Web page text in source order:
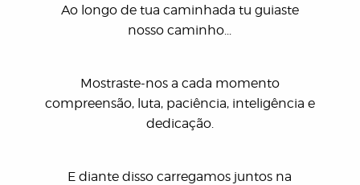
Ao longo de tua caminhada tu guiaste
nosso caminho...
Mostraste-nos a cada momento
compreensão, luta, paciência, inteligência e
dedicação.
E diante disso carregamos juntos na